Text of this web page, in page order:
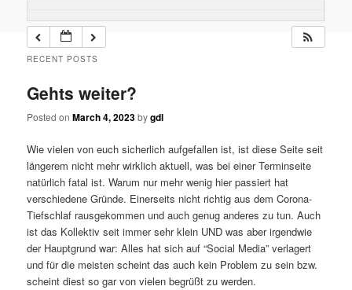
RECENT POSTS
Gehts weiter?
Posted onMarch 4, 2023bygdl
Wie vielen von euch sicherlich aufgefallen ist, ist diese Seite seit
längerem nicht mehr wirklich aktuell, was bei einer Terminseite
natürlich fatal ist. Warum nur mehr wenig hier passiert hat
verschiedene Gründe. Einerseits nicht richtig aus dem Corona-
Tiefschlaf rausgekommen und auch genug anderes zu tun. Auch
ist das Kollektiv seit immer sehr klein UND was aber irgendwie
der Hauptgrund war: Alles hat sich auf “Social Media” verlagert
und für die meisten scheint das auch kein Problem zu sein bzw.
scheint diest so gar von vielen begrüßt zu werden.